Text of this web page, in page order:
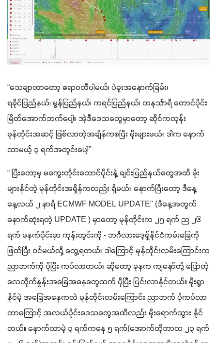
“သေချာတာတော့ ဧရာဝတီပါမယ်၊ ပဲခူးအနောက်ခြမ်း၊
ရခိုင်ပြည်နယ်၊ မွန်ပြည်နယ်၊ ကရင်ပြည်နယ်၊ တနင်္သာရီ တောင်ပိုင်း
မြိတ်အောက်ဘက်ပေါ့။ အဲ့ဒီဒေသတွေမှာတော့ ဆိုင်ကလုန်း
မုန်တိုင်းအဆင့် ဖြစ်လာတဲ့အချိန်ကစပြီး မိုးများမယ်။ ဒါက နောက်
လာမယ့် ၃ ရက်အတွင်းပေါ့”
“ ပြီးတော့မှ မကွေးတိုင်းတောင်ပိုင်းနဲ့ ချင်းပြည်နယ်တွေအထိ မိုး
များနိုင်တဲ့ မုန်တိုင်းအရှိန်ကလည်း ရှိမယ်။ နောက်ပြီးတော့ ဒီနေ့
နေ့လယ် ၂ နာရီ ECMWF MODEL UPDATE" (ဒီနေ့အတွက်
နောက်ဆုံးရတဲ့ UPDATE ) မှာတော့ မုန်တိုင်းက ၂၅ ရက် ည ၂၆
ရက် မနက်ပိုင်းမှာ ကုန်းတွင်းကို - ဘင်္ဂလားဒေ့ရှ်နိုင်ငံကမ်းခြေကို
ဖြတ်ပြီး ဝင်မယ်လို့ တွေ့ရတယ်။ ဒါကြောင့် မုန်တိုင်းလမ်းကြောင်းက
ညာဘက်ကို ပိုပြီး ကပ်လာတယ်။ ဆိုတော့ ခုနက ကျနော်တို့ ပြောတဲ့
လေတိုက်နှုန်းအခြေအနေတွေထက် ပိုပြီး ပြင်းလာနိုင်တယ်။ မိုးရွာ
နိုင်မဲ့ အခြေအနေကလဲ မုန်တိုင်းလမ်းကြောင်း ညာဘက် ပိုကပ်လာ
တာကြောင့် အလယ်ပိုင်းဒေသတွေအထိလည်း မိုးရောက်သွား နိုင်
တယ်။ နောက်လာမဲ့ ၃ ရက်ကနေ ၅ ရက်(အောက်တိုဘာလ ၂၃ ရက်